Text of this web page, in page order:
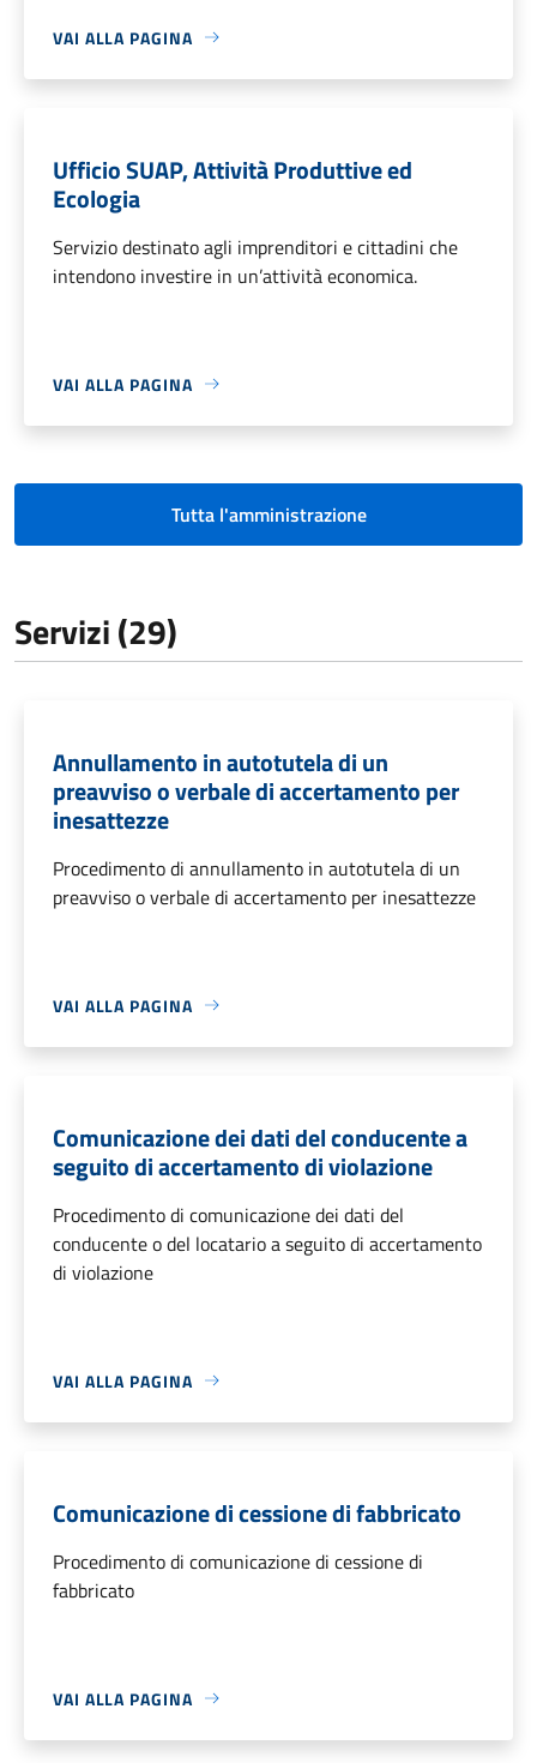
VAI ALLA PAGINA
Ufficio SUAP, Attività Produttive ed
Ecologia
Servizio destinato agli imprenditori e cittadini che
intendono investire in un’attività economica.
VAI ALLA PAGINA
Tutta l'amministrazione
Servizi (29)
Annullamento in autotutela di un
preavviso o verbale di accertamento per
inesattezze
Procedimento di annullamento in autotutela di un
preavviso o verbale di accertamento per inesattezze
VAI ALLA PAGINA
Comunicazione dei dati del conducente a
seguito di accertamento di violazione
Procedimento di comunicazione dei dati del
conducente o del locatario a seguito di accertamento
di violazione
VAI ALLA PAGINA
Comunicazione di cessione di fabbricato
Procedimento di comunicazione di cessione di
fabbricato
VAI ALLA PAGINA